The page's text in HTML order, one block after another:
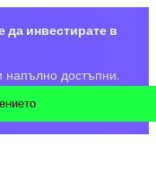
инвестирате в
напълно достъпни.